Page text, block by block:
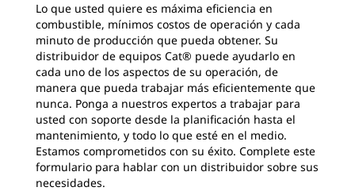
Lo que usted quiere es máxima eficiencia en
combustible, mínimos costos de operación y cada
minuto de producción que pueda obtener. Su
distribuidor de equipos Cat® puede ayudarlo en
cada uno de los aspectos de su operación, de
manera que pueda trabajar más eficientemente que
nunca. Ponga a nuestros expertos a trabajar para
usted con soporte desde la planificación hasta el
mantenimiento, y todo lo que esté en el medio.
Estamos comprometidos con su éxito. Complete este
formulario para hablar con un distribuidor sobre sus
necesidades.